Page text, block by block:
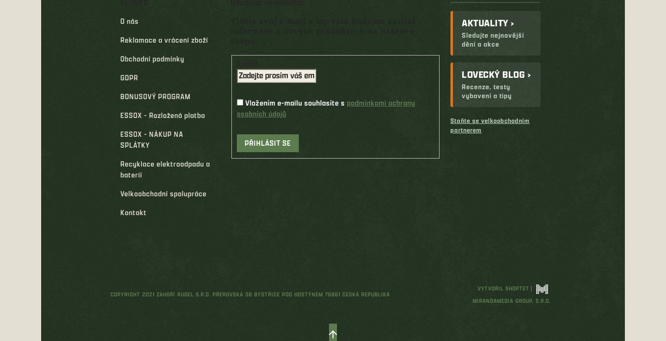
O nás
Reklamace a vrácení zboží
Obchodní podmínky
GDPR
BONUSOVÝ PROGRAM
ESSOX - Rozložená platba
ESSOX - NÁKUP NA
SPLÁTKY
Recyklace elektroodpadu a
baterií
Velkoobchodní spolupráce
Kontakt
Vložte svůj e-mail a my vám budeme zasílat
informace o nových produktech na našem e-
Vložením e-mailu souhlasíte s podmínkami ochrany
osobních údajů
PŘIHLÁSIT SE
AKTUALITY ›
Sledujte nejnovější
dění a akce
LOVECKÝ BLOG ›
Recenze, testy
vybavení a tipy
Staňte se velkoobchodním
partnerem
VYTVOŘIL SHOPTET |
MIRANDAMEDIA GROUP, S.R.O.
COPYRIGHT 2021 ZÁHOŘÍ RUDEL S.R.O. PŘEROVSKÁ 38 BYSTŘICE POD HOSTÝNEM 76861 ČESKÁ REPUBLIKA